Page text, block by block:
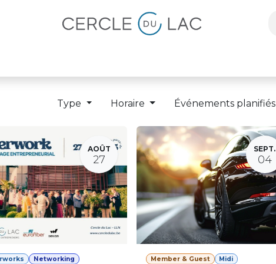
Type Horaire Événements planifiés
AOÛT
27
Networking
SEPT.
04
Member & Guest
Midi